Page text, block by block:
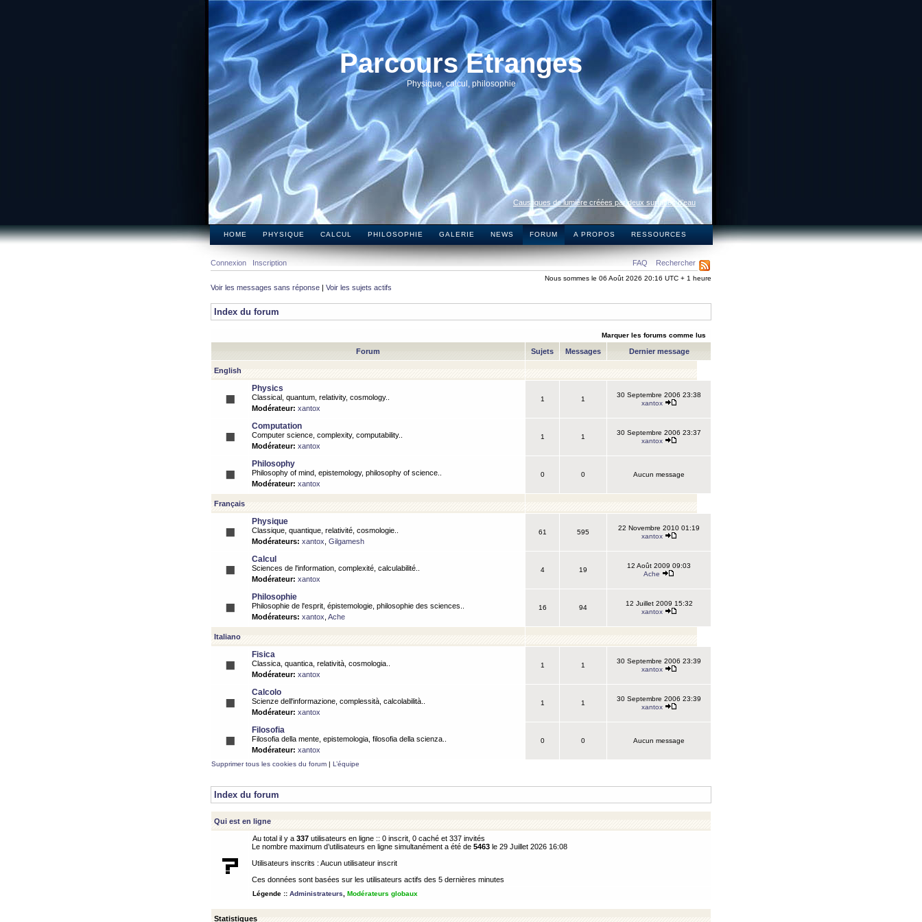
Parcours Etranges
Physique, calcul, philosophie
Caustiques de lumière créées par deux surfaces d’eau
HOME PHYSIQUE CALCUL PHILOSOPHIE GALERIE NEWS FORUM A PROPOS RESSOURCES
FAQ Rechercher
Connexion Inscription
Nous sommes le 06 Août 2026 20:16 UTC + 1 heure
Voir les messages sans réponse | Voir les sujets actifs
Index du forum
Marquer les forums comme lus
Forum Sujets Messages Dernier message
English
Physics
Classical, quantum, relativity, cosmology..
Modérateur: xantox
1 1
30 Septembre 2006 23:38
xantox
Computation
Computer science, complexity, computability..
Modérateur: xantox
1 1
30 Septembre 2006 23:37
xantox
Philosophy
Philosophy of mind, epistemology, philosophy of science..
Modérateur: xantox
0 0 Aucun message
Français
Physique
Classique, quantique, relativité, cosmologie..
Modérateurs: xantox Gilgamesh
61 595
22 Novembre 2010 01:19
xantox
Calcul
Sciences de l'information, complexité, calculabilité..
Modérateur: xantox
4 19
12 Août 2009 09:03
Ache
Philosophie
Philosophie de l'esprit, épistemologie, philosophie des sciences..
Modérateurs: xantox Ache
16 94
12 Juillet 2009 15:32
xantox
Italiano
Fisica
Classica, quantica, relatività, cosmologia..
Modérateur: xantox
1 1
30 Septembre 2006 23:39
xantox
Calcolo
Scienze dell'informazione, complessità, calcolabilità..
Modérateur: xantox
1 1
30 Septembre 2006 23:39
xantox
Filosofia
Filosofia della mente, epistemologia, filosofia della scienza..
Modérateur: xantox
0 0 Aucun message
Supprimer tous les cookies du forum | L’équipe
Index du forum
Qui est en ligne
Au total il y a 337 utilisateurs en ligne :: 0 inscrit, 0 caché et 337 invités
Le nombre maximum d’utilisateurs en ligne simultanément a été de 5463 le 29 Juillet 2026 16:08
Utilisateurs inscrits : Aucun utilisateur inscrit
Ces données sont basées sur les utilisateurs actifs des 5 dernières minutes
Légende :: Administrateurs Modérateurs globaux
Statistiques